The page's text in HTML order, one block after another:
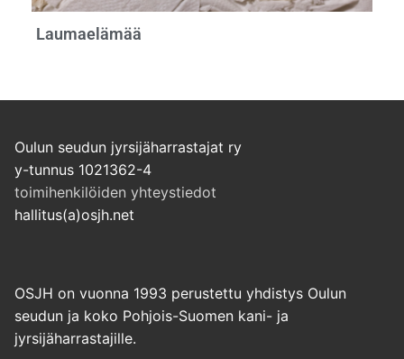
Laumaelämää
Oulun seudun jyrsijäharrastajat ry
y-tunnus 1021362-4
toimihenkilöiden yhteystiedot
hallitus(a)osjh.net
OSJH on vuonna 1993 perustettu yhdistys Oulun
seudun ja koko Pohjois-Suomen kani- ja
jyrsijäharrastajille.